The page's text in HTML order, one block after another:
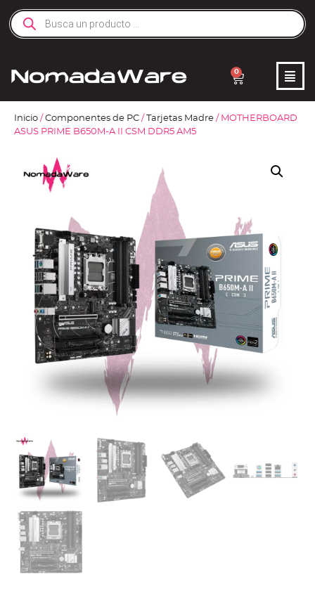
0
Inicio / Componentes de PC / Tarjetas Madre / MOTHERBOARD
ASUS PRIME B650M-A II CSM DDR5 AM5